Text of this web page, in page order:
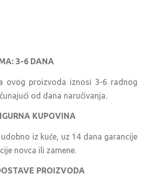
3-6 DANA
ovog proizvoda iznosi 3-6 radnog
od dana naručivanja.
KUPOVINA
iz kuće, uz 14 dana garancije
novca ili zamene.
PROIZVODA